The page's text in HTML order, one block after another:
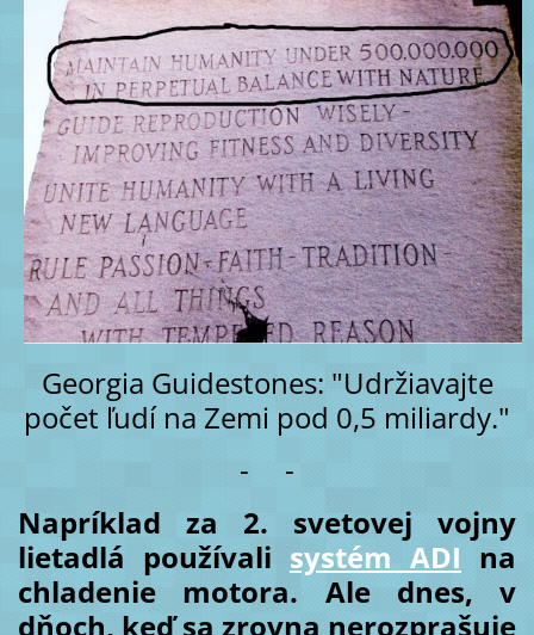
Georgia Guidestones: "Udržiavajte
počet ľudí na Zemi pod 0,5 miliardy."
- -
Napríklad za 2. svetovej vojny
lietadlá používali systém ADI na
chladenie motora. Ale dnes, v
dňoch, keď sa zrovna nerozprašuje